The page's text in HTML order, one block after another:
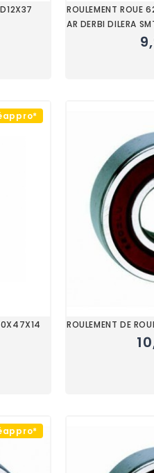
ROULEMENT ROUE
AR DERBI DILERA
ROULEMENT DE